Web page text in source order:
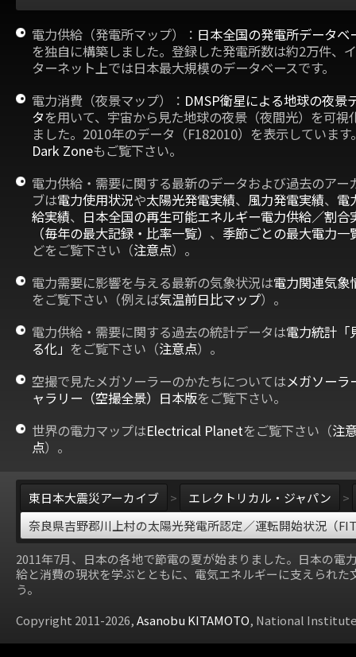
電力供給（発電所マップ）： 日本全国の発電所データベ
を独自に構築しました。登録した発電所数は約2万件、
ターネット上では日本最大規模のデータベースです。
電力消費（夜景マップ）： DMSP衛星による地球の夜景
タを用いて、宇宙から見た地球の夜景（夜間光）を可視
ました。2010年のデータ（F182010）を表示しています
Dark Zoneもご覧下さい。
電力供給・需要に関する最新のデータおよび過去のアー
ブは電力使用状況や太陽光発電実績、 風力発電実績、 電
給実績、 日本全国の再生可能エネルギー電力供給／割合
（毎年の最大記録・比率一覧） 、 季節ごとの最大電力一
どをご覧下さい（注意点）。
電力需要に影響を与える最新の気象状況は電力関連気象
をご覧下さい（例えば気温前日比マップ）。
電力供給・需要に関する過去の統計データは電力統計「
る化」 をご覧下さい（注意点）。
空撮で見たメガソーラーのかたちについてはメガソーラ
ャラリー（空撮全景）日本版をご覧下さい。
世界の電力マップはElectrical Planetをご覧下さい（注
点）。
東日本大震災アーカイブ > エレクトリカル・ジャパン
>
奈良県吉野郡川上村の太陽光発電所認定／運転開始状況（
2011年7月、日本の各地で節電の夏が始まりました。日本の電
給と消費の現状を学ぶとともに、電気エネルギーに支えられた
う。
Copyright 2011-2026,Asanobu KITAMOTO, National